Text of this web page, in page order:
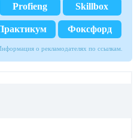
Profieng Skillbox
Фоксфорд
о рекламодателях по ссылкам.